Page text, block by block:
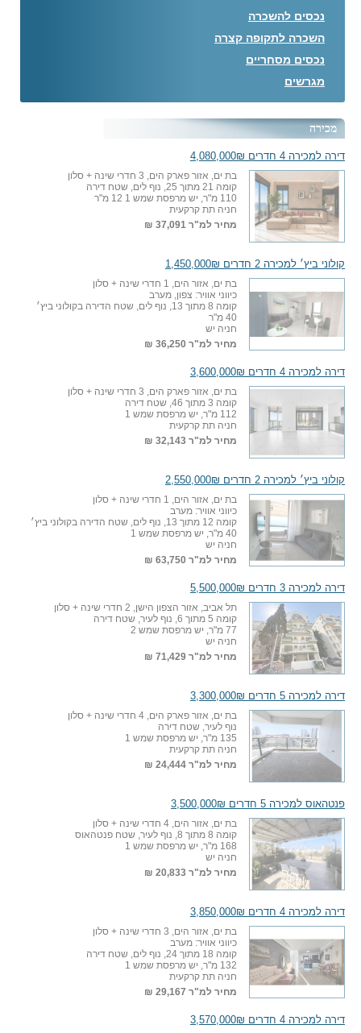
נכסים להשכרה
השכרה לתקופה קצרה
נכסים מסחריים
מגרשים
מכירה
דירה למכירה 4 חדרים 4,080,000₪
בת ים, אזור פארק הים, 3 חדרי שינה + סלון
קומה 21 מתוך 25, נוף לים, שטח דירה
110 מ"ר, יש מרפסת שמש 1 12 מ"ר
חניה תת קרקעית
מחיר למ"ר 37,091 ₪
קולוני ביץ׳ למכירה 2 חדרים 1,450,000₪
בת ים, אזור הים, 1 חדרי שינה + סלון
כיווני אוויר: צפון, מערב
קומה 8 מתוך 13, נוף לים, שטח הדירה בקולוני ביץ׳
40 מ"ר
חניה יש
מחיר למ"ר 36,250 ₪
דירה למכירה 4 חדרים 3,600,000₪
בת ים, אזור פארק הים, 3 חדרי שינה + סלון
קומה 3 מתוך 46, שטח דירה
112 מ"ר, יש מרפסת שמש 1
חניה תת קרקעית
מחיר למ"ר 32,143 ₪
קולוני ביץ׳ למכירה 2 חדרים 2,550,000₪
בת ים, אזור הים, 1 חדרי שינה + סלון
כיווני אוויר: מערב
קומה 12 מתוך 13, נוף לים, שטח הדירה בקולוני ביץ׳
40 מ"ר, יש מרפסת שמש 1
חניה יש
מחיר למ"ר 63,750 ₪
דירה למכירה 3 חדרים 5,500,000₪
תל אביב, אזור הצפון הישן, 2 חדרי שינה + סלון
קומה 5 מתוך 6, נוף לעיר, שטח דירה
77 מ"ר, יש מרפסת שמש 2
חניה יש
מחיר למ"ר 71,429 ₪
דירה למכירה 5 חדרים 3,300,000₪
בת ים, אזור פארק הים, 4 חדרי שינה + סלון
נוף לעיר, שטח דירה
135 מ"ר, יש מרפסת שמש 1
חניה תת קרקעית
מחיר למ"ר 24,444 ₪
פנטהאוס למכירה 5 חדרים 3,500,000₪
בת ים, אזור הים, 4 חדרי שינה + סלון
קומה 8 מתוך 8, נוף לעיר, שטח פנטהאוס
168 מ"ר, יש מרפסת שמש 1
חניה יש
מחיר למ"ר 20,833 ₪
דירה למכירה 4 חדרים 3,850,000₪
בת ים, אזור הים, 3 חדרי שינה + סלון
כיווני אוויר: מערב
קומה 18 מתוך 24, נוף לים, שטח דירה
132 מ"ר, יש מרפסת שמש 1
חניה תת קרקעית
מחיר למ"ר 29,167 ₪
דירה למכירה 4 חדרים 3,570,000₪